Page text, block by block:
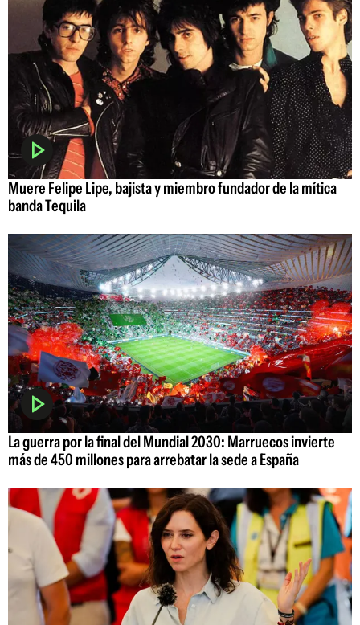
Muere Felipe Lipe, bajista y miembro fundador de la mítica
banda Tequila
La guerra por la final del Mundial 2030: Marruecos invierte
más de 450 millones para arrebatar la sede a España